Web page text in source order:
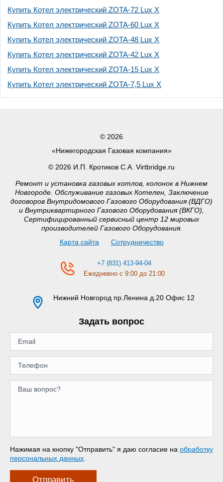
Купить Котел электрический ZOTA-72 Lux X
Купить Котел электрический ZOTA-60 Lux X
Купить Котел электрический ZOTA-48 Lux X
Купить Котел электрический ZOTA-42 Lux X
Купить Котел электрический ZOTA-15 Lux X
Купить Котел электрический ZOTA-7,5 Lux X
© 2026
«Нижегородская Газовая компания»
© 2026 И.П. Кротиков С.А. Virtbridge.ru
Ремонт и установка газовых котлов, колонок в Нижнем
Новгороде. Обслуживание газовых Котелен, Заключение
договоров Внутридомового Газового Оборудования (ВДГО)
и Внутриквартирного Газового Оборудования (ВКГО),
Сертифицированный сервисный центр 12 мировых
производителей Газового Оборудования.
Карта сайта
Сотрудничество
+7 (831) 413-94-04
Ежедневно с 9:00 до 21:00
Нижний Новгород пр.Ленина д.20 Офис 12
Задать вопрос
Нажимая на кнопку "Отправить" я даю согласие на обработку
персональных данных
Отправить